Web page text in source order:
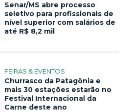
Senar/MS abre processo
seletivo para profissionais de
nível superior com salários de
até R$ 8,2 mil
FEIRAS & EVENTOS
Churrasco da Patagônia e
mais 30 estações estarão no
Festival Internacional da
Carne deste ano